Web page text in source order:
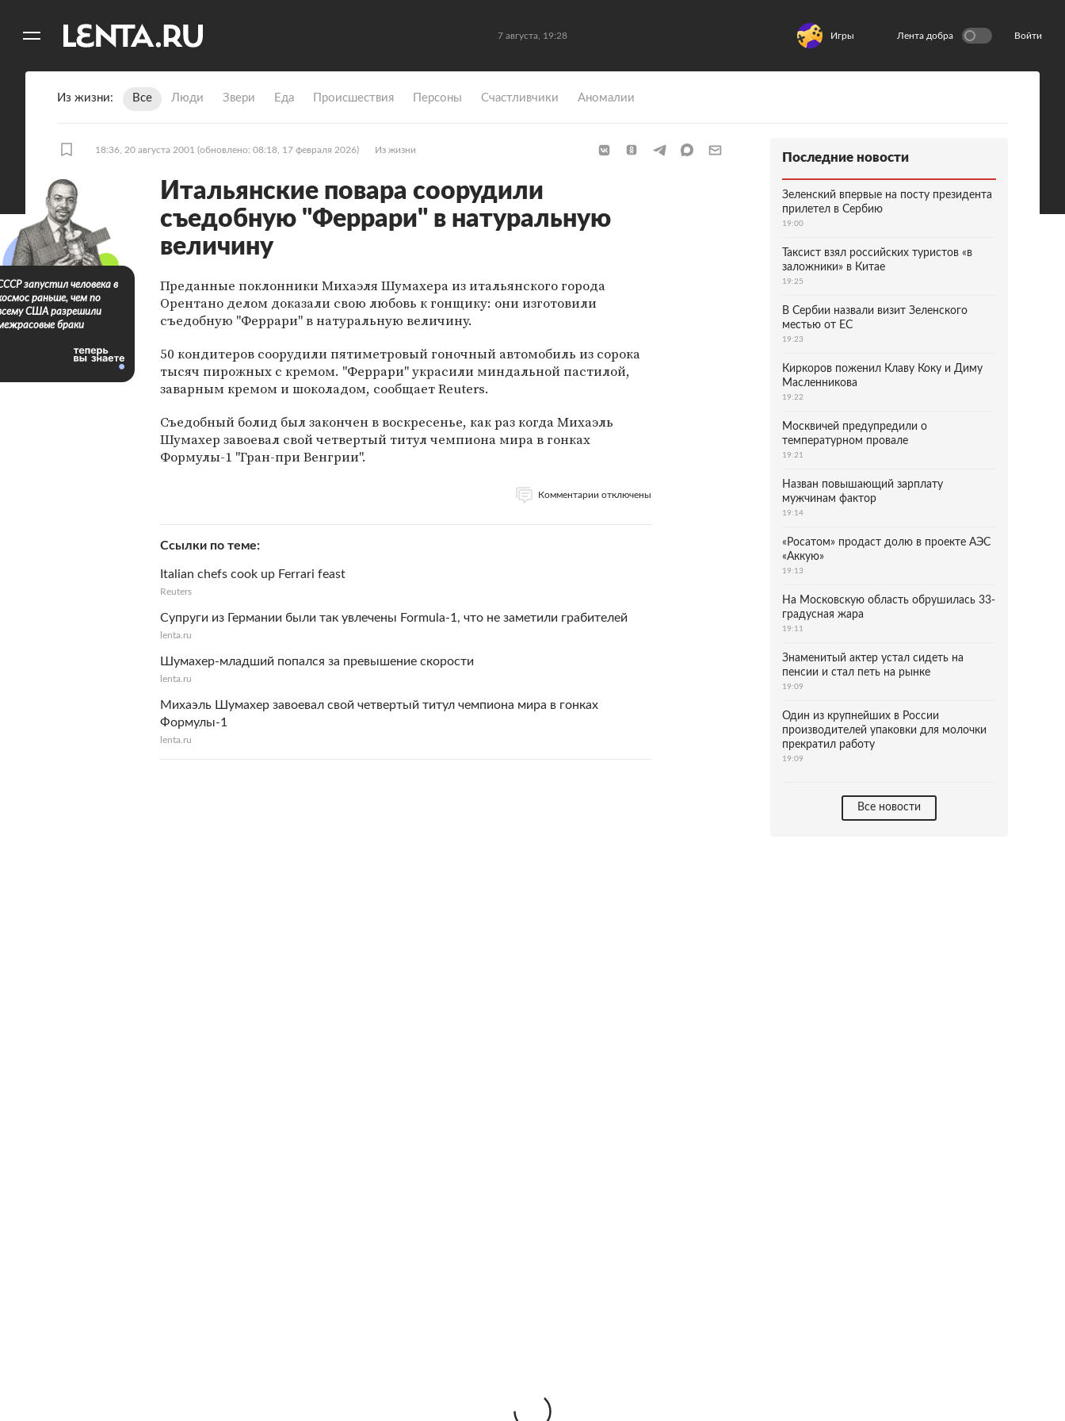
7 августа, 19:28 Игры Лента добра Войти
Из жизни Все Люди Звери Еда Происшествия Персоны Счастливчики Аномалии
18:36, 20 августа 2001 (обновлено: 08:18, 17 февраля 2026) Из жизни
Итальянские повара соорудили
съедобную "Феррари" в натуральную
величину
Преданные поклонники Михаэля Шумахера из итальянского города
Орентано делом доказали свою любовь к гонщику: они изготовили
съедобную "Феррари" в натуральную величину.
50 кондитеров соорудили пятиметровый гоночный автомобиль из сорока
тысяч пирожных с кремом. "Феррари" украсили миндальной пастилой,
заварным кремом и шоколадом, сообщает Reuters.
Съедобный болид был закончен в воскресенье, как раз когда Михаэль
Шумахер завоевал свой четвертый титул чемпиона мира в гонках
Формулы-1 "Гран-при Венгрии".
Комментарии отключены
Ссылки по теме
Italian chefs cook up Ferrari feast
Reuters
Супруги из Германии были так увлечены Formula-1, что не заметили грабителей
lenta.ru
Шумахер-младший попался за превышение скорости
lenta.ru
Михаэль Шумахер завоевал свой четвертый титул чемпиона мира в гонках
Формулы-1
lenta.ru
запустил человека в
раньше, чем по
США разрешили
браки
Последние новости
Зеленский впервые на посту президента
прилетел в Сербию
19:00
Таксист взял российских туристов «в
заложники» в Китае
19:25
В Сербии назвали визит Зеленского
местью от ЕС
19:23
Киркоров поженил Клаву Коку и Диму
Масленникова
19:22
Москвичей предупредили о
температурном провале
19:21
Назван повышающий зарплату
мужчинам фактор
19:14
«Росатом» продаст долю в проекте АЭС
«Аккую»
19:13
На Московскую область обрушилась 33-
градусная жара
19:11
Знаменитый актер устал сидеть на
пенсии и стал петь на рынке
19:09
Один из крупнейших в России
производителей упаковки для молочки
прекратил работу
19:09
Все новости